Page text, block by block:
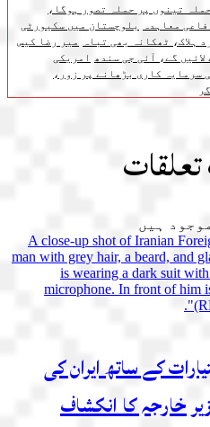
تینوں پر حملہ تصور ہوگا،
معاہدہ
بلوچستان میں سکیورٹی
میر رضا کیس
گے، آئی جی سندھ امریکی
سرمایہ کاری بڑھانے پر زور،
ہیں
کے ساتھ ایران کی
خارجہ کا انکشاف